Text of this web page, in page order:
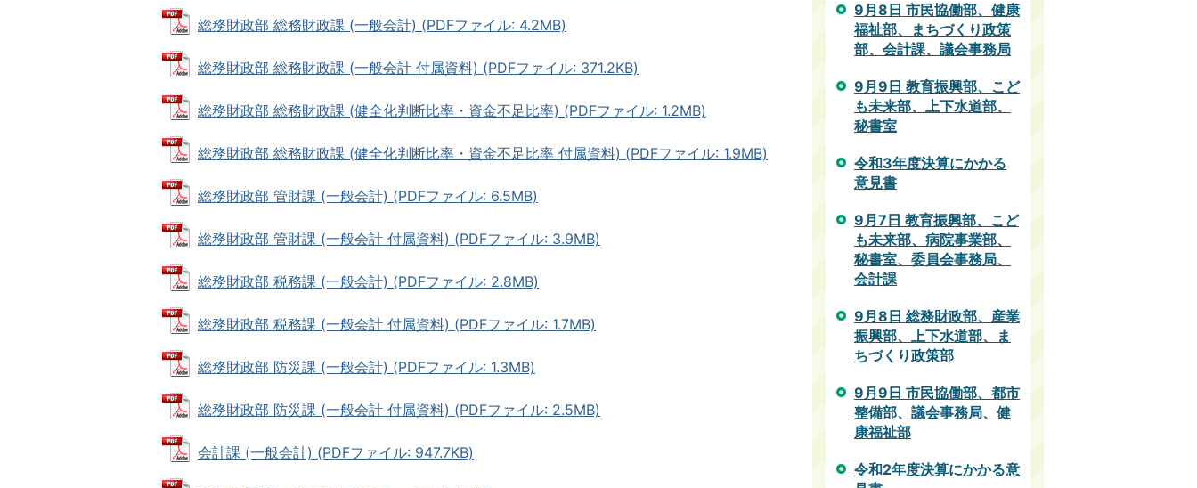
総務財政部 総務財政課 (一般会計) (PDFファイル: 4.2MB)
総務財政部 総務財政課 (一般会計 付属資料) (PDFファイル: 371.2KB)
総務財政部 総務財政課 (健全化判断比率・資金不足比率) (PDFファイル: 1.2MB)
総務財政部 総務財政課 (健全化判断比率・資金不足比率 付属資料) (PDFファイル: 1.9MB)
総務財政部 管財課 (一般会計) (PDFファイル: 6.5MB)
総務財政部 管財課 (一般会計 付属資料) (PDFファイル: 3.9MB)
総務財政部 税務課 (一般会計) (PDFファイル: 2.8MB)
総務財政部 税務課 (一般会計 付属資料) (PDFファイル: 1.7MB)
総務財政部 防災課 (一般会計) (PDFファイル: 1.3MB)
総務財政部 防災課 (一般会計 付属資料) (PDFファイル: 2.5MB)
会計課 (一般会計) (PDFファイル: 947.7KB)
9月8日 市民協働部、健康
福祉部、まちづくり政策
部、会計課、議会事務局
9月9日 教育振興部、こど
も未来部、上下水道部、
秘書室
令和3年度決算にかかる
意見書
9月7日 教育振興部、こど
も未来部、病院事業部、
秘書室、委員会事務局、
会計課
9月8日 総務財政部、産業
振興部、上下水道部、ま
ちづくり政策部
9月9日 市民協働部、都市
整備部、議会事務局、健
康福祉部
令和2年度決算にかかる意